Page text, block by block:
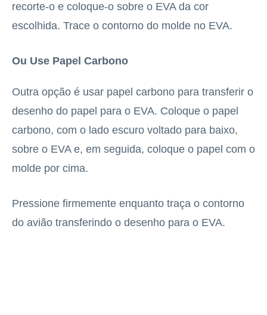
recorte-o e coloque-o sobre o EVA da cor
escolhida. Trace o contorno do molde no EVA.
Ou Use Papel Carbono
Outra opção é usar papel carbono para transferir o
desenho do papel para o EVA. Coloque o papel
carbono, com o lado escuro voltado para baixo,
sobre o EVA e, em seguida, coloque o papel com o
molde por cima.
Pressione firmemente enquanto traça o contorno
do avião transferindo o desenho para o EVA.